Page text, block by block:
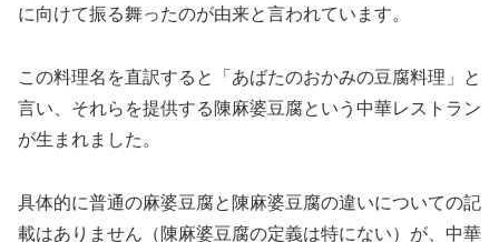
に向けて振る舞ったのが由来と言われています。
この料理名を直訳すると「あばたのおかみの豆腐料理」と
言い、それらを提供する陳麻婆豆腐という中華レストラン
が生まれました。
具体的に普通の麻婆豆腐と陳麻婆豆腐の違いについての記
載はありません（陳麻婆豆腐の定義は特にない）が、中華